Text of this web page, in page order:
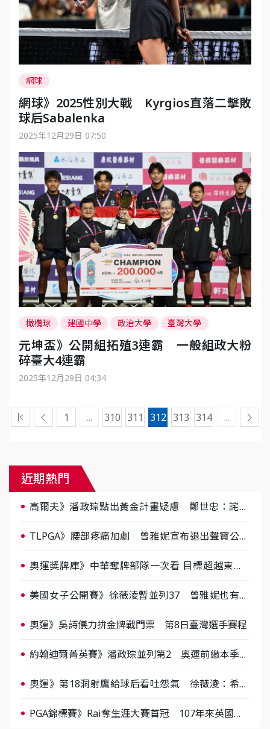
網球
網球》2025性別大戰 Kyrgios直落二擊敗
球后Sabalenka
2025年12月29日 07:50
橄欖球 建國中學 政治大學
臺灣大學
拓殖大學
臺北元坤盃大專國際邀請七人制橄欖球賽
竹圍高中
臺北元坤盃 延世大學
元坤盃》公開組拓殖3連霸 一般組政大粉
碎臺大4連霸
2025年12月29日 04:34
到第一頁
到上一頁
1 ... 310 311 312 313 314 ... 到
近期熱門
高爾夫》潘政琮點出黃金計畫疑慮 鄭世忠：詫異
TLPGA》腰部疼痛加劇 曾雅妮宣布退出聲寶公開
奧運獎牌庫》中華奪牌部隊一次看 目標超越東京2
美國女子公開賽》徐薇淩暫並列37 曾雅妮也有機
奧運》吳詩儀力拚金牌戰門票 第8日臺灣選手賽程
約翰迪爾菁英賽》潘政琮並列第2 奧運前繳本季最
奧運》第18洞射鷹給球后看吐怨氣 徐薇淩：希望
PGA錦標賽》Rai奪生涯大賽首冠 107年來英國第1